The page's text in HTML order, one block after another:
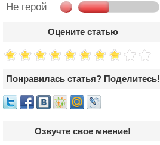
Не герой
Оцените статью
Понравилась статья? Поделитесь!
Озвучте свое мнение!